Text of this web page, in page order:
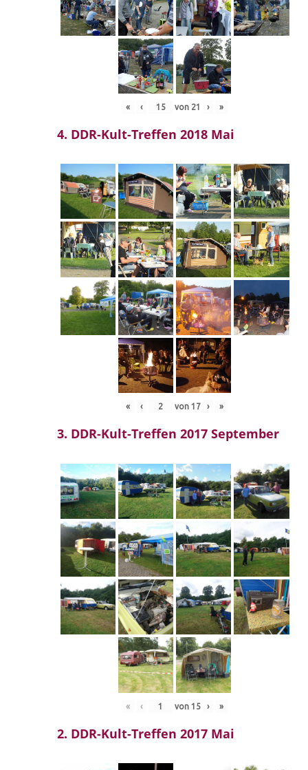
« ‹ von 21 › »
4. DDR-Kult-Treffen 2018 Mai
« ‹ von 17 › »
3. DDR-Kult-Treffen 2017 September
« ‹ von 15 › »
2. DDR-Kult-Treffen 2017 Mai